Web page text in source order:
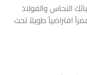
النحاس والفولاذ
افتراضياً طويلاً تحت